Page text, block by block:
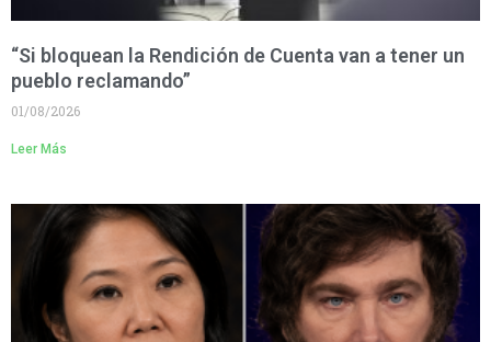
“Si bloquean la Rendición de Cuenta van a tener un
pueblo reclamando”
01/08/2026
Leer Más